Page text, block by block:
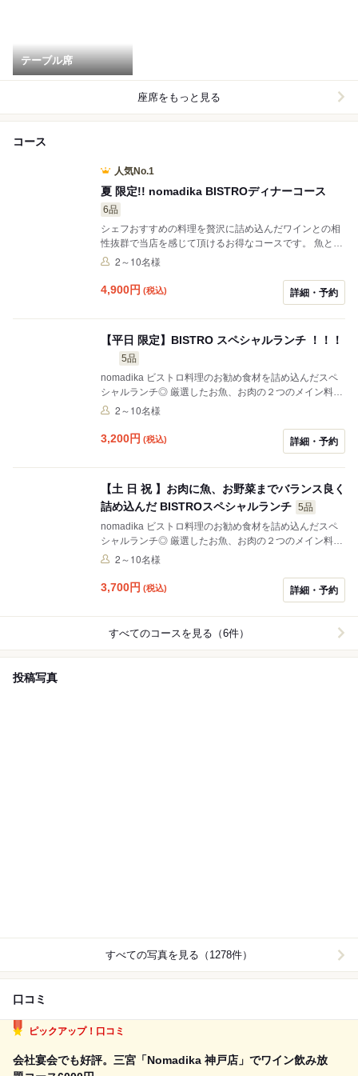
テーブル席
座席をもっと見る
コース
人気No.1
夏 限定!! nomadika BISTROディナーコース
6品
シェフおすすめの料理を贅沢に詰め込んだワインとの相
性抜群で当店を感じて頂けるお得なコースです。 魚とお
肉をバランスよく織り交ぜ、野菜までたっぷり堪能でき
す。皿ごとに異なる風味と香り、季節を楽しみながら、
心満たされるビストロのひとときをお過ごしください。
ます リーズナブルな『がぶ飲み 旨深いワイン』が豊富
に揃ってます お気に入りワインを手に取り探してみてく
ださい 1人1皿でのご提供（リゾットはシェアの場合あ
り） ＊写真はイメージ
2～10名様
4,900円 (税込) 詳細・予約
【平日 限定】BISTRO スペシャルランチ ！！！
5品
nomadika ビストロ料理のお勧め食材を詰め込んだスペ
シャルランチ◎ 厳選したお魚、お肉の２つのメイン料理
とバラエティなお野菜までたっぷり摂れるのも魅力で
ワイン半額!!） 素材本来の良さを引き出した料理の数々
様はドリンクのご注文が必要です ドリンクはランチ料金
でリーズナブルに豊富にラインナップが揃っています ＊
祝日はご利用不可 ＊写真はイメージ
2～10名様
3,200円 (税込) 詳細・予約
【土 日 祝 】お肉に魚、お野菜までバランス良く
詰め込んだ BISTROスペシャルランチ 5品
nomadika ビストロ料理のお勧め食材を詰め込んだスペ
シャルランチ◎ 厳選したお魚、お肉の２つのメイン料理
とバラエティなお野菜までたっぷり摂れるのも魅力で
ワイン半額!!） 素材本来の良さを引き出した料理の数々
をご注文のお客様はお飲み物のご注文が必要要。 ★ファ
ーストオーダーのお飲み物はお料理の素材を感じて頂き
たいため コーヒー、紅茶以外（デザートのタイミングの
2～10名様
3,700円 (税込) 詳細・予約
すべてのコースを見る（6件）
投稿写真
すべての写真を見る（1278件）
口コミ
ピックアップ！口コミ
会社宴会でも好評。三宮「Nomadika 神戸店」でワイン飲み放